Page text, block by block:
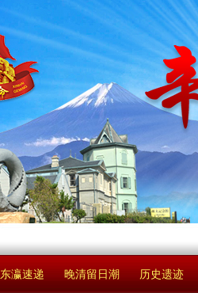
东瀛速递 晚清留日潮 历史遗迹